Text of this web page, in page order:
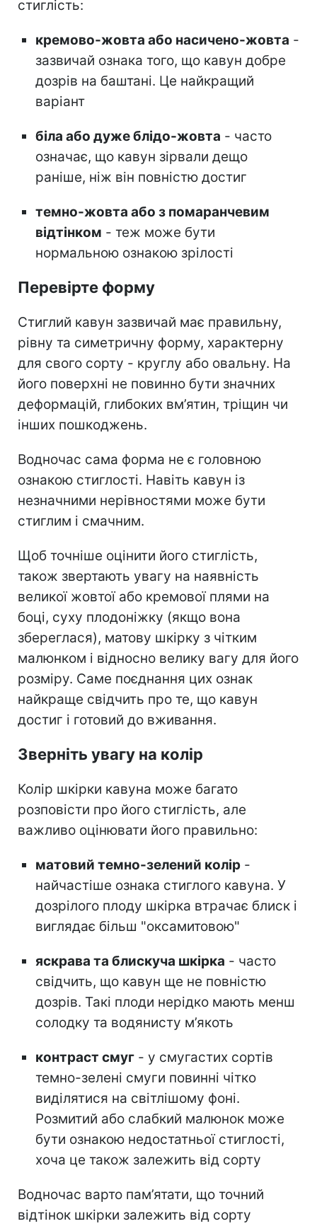
стиглість:
кремово-жовта або насичено-жовта -
зазвичай ознака того, що кавун добре
дозрів на баштані. Це найкращий
варіант
біла або дуже блідо-жовта - часто
означає, що кавун зірвали дещо
раніше, ніж він повністю достиг
темно-жовта або з помаранчевим
відтінком - теж може бути
нормальною ознакою зрілості
Перевірте форму
Стиглий кавун зазвичай має правильну,
рівну та симетричну форму, характерну
для свого сорту - круглу або овальну. На
його поверхні не повинно бути значних
деформацій, глибоких вм’ятин, тріщин чи
інших пошкоджень.
Водночас сама форма не є головною
ознакою стиглості. Навіть кавун із
незначними нерівностями може бути
стиглим і смачним.
Щоб точніше оцінити його стиглість,
також звертають увагу на наявність
великої жовтої або кремової плями на
боці, суху плодоніжку (якщо вона
збереглася), матову шкірку з чітким
малюнком і відносно велику вагу для його
розміру. Саме поєднання цих ознак
найкраще свідчить про те, що кавун
достиг і готовий до вживання.
Зверніть увагу на колір
Колір шкірки кавуна може багато
розповісти про його стиглість, але
важливо оцінювати його правильно:
матовий темно-зелений колір -
найчастіше ознака стиглого кавуна. У
дозрілого плоду шкірка втрачає блиск і
виглядає більш "оксамитовою"
яскрава та блискуча шкірка - часто
свідчить, що кавун ще не повністю
дозрів. Такі плоди нерідко мають менш
солодку та водянисту м’якоть
контраст смуг - у смугастих сортів
темно-зелені смуги повинні чітко
виділятися на світлішому фоні.
Розмитий або слабкий малюнок може
бути ознакою недостатньої стиглості,
хоча це також залежить від сорту
Водночас варто пам’ятати, що точний
відтінок шкірки залежить від сорту